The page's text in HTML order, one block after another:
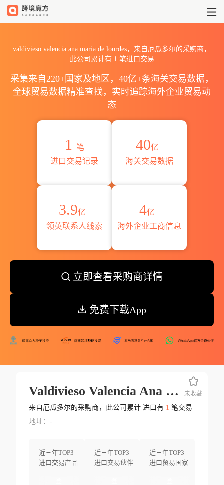
valdivieso valencia ana maria de lourdes，来自厄瓜多尔的采购商，
此公司累计有 1 笔进口交易
采集来自220+国家及地区，40亿+条海关交易数据，
全球贸易数据精准查找，实时追踪海外企业贸易动
态
1
笔
进口交易记录
40亿+
海关交易数据
3.9亿+
领英联系人线索
4亿+
海外企业工商信息
立即查看采购商详情
免费下载App
Valdivieso Valencia Ana Maria De Lourdes
来自厄瓜多尔的采购商，此公司累计 进口有 1 笔交易
地址：-
近三年TOP3
进口交易产品
近三年TOP3
进口交易伙伴
近三年TOP3
进口贸易国家
未收藏